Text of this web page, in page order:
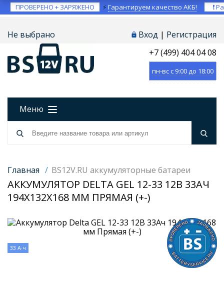
ПРОВЕРЕНО + ЗАРЯЖЕНО ⚡Гарантируем качество АКБ! ❗
Не выбрано Вход | Регистрация
+7 (499) 404 04 08
пн-вс с 9:00 до 18:00
Меню
Главная / BS12V.RU аккумуляторные батареи
АККУМУЛЯТОР DELTA GEL 12-33 12В 33АЧ
194X132X168 ММ ПРЯМАЯ (+-)
33 А·ч